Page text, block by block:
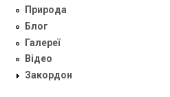
Природа
Блог
Галереї
Відео
Закордон